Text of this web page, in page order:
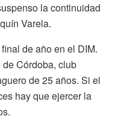
la continuidad
Varela.
de año en el DIM.
Córdoba, club
de 25 años. Si el
hay que ejercer la